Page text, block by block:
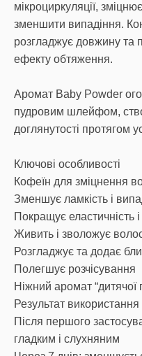
мікроциркуляції,
зменшити випадіння.
розгладжує довжину та
ефекту обтяження.
Аромат Baby Powder
пудровим шлейфом,
доглянутості протягом
Ключові особливості
Кофеїн для зміцнення
Зменшує ламкість і
Покращує еластичність
Живить і зволожує
Розгладжує та додає
Полегшує розчісування
Ніжний аромат “дитячої
Результат використання
Після першого
гладким і слухняним